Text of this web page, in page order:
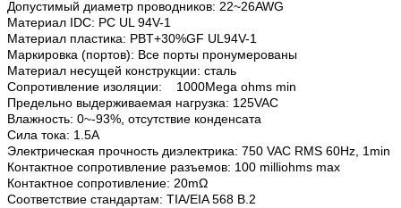
Допустимый диаметр проводников: 22~26AWG
Материал IDC: PC UL 94V-1
Материал пластика: PBT+30%GF UL94V-1
Маркировка (портов): Все порты пронумерованы
Материал несущей конструкции: сталь
Сопротивление изоляции: 1000Mega ohms min
Предельно выдерживаемая нагрузка: 125VAC
Влажность: 0~-93%, отсутствие конденсата
Сила тока: 1.5A
Электрическая прочность диэлектрика: 750 VAC RMS 60Hz, 1min
Контактное сопротивление разъемов: 100 milliohms max
Контактное сопротивление: 20mΩ
Соответствие стандартам: TIA/EIA 568 B.2